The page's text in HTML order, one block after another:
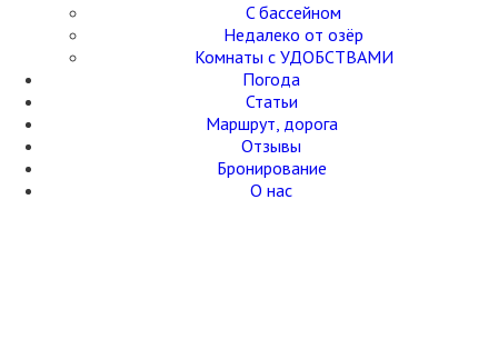
C бассейном
Недалеко от озёр
Комнаты с УДОБСТВАМИ
Погода
Статьи
Маршрут, дорога
Отзывы
Бронирование
О нас